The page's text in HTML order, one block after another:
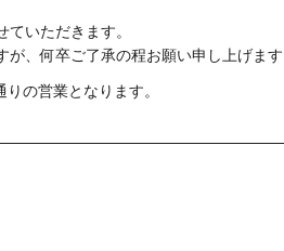
ていただきます。
が、何卒ご了承の程お願い申し上げま
の営業となります。